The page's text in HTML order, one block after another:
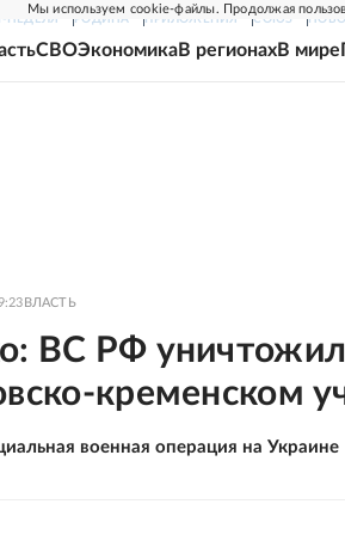
Мы используем cookie-файлы. Продолжая
НЕДЕЛЯ РОДИНА ПРИЛОЖЕНИЯ СОЮЗ
СВОЭкономикаВ регионахВ мире
ВЛАСТЬ
ВС РФ
кременском
военная операция на Украине